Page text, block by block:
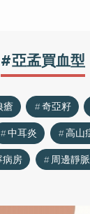
#亞孟買血型
瘡 奇亞籽
中耳炎 高山
病房
周邊靜